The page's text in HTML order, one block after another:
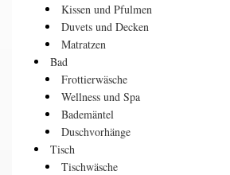
Kissen und Pfulmen
Duvets und Decken
Matratzen
Bad
Frottierwäsche
Wellness und Spa
Bademäntel
Duschvorhänge
Tisch
Tischwäsche